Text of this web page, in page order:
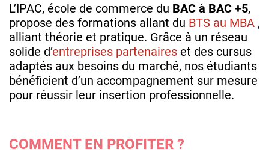
L’IPAC, école de commerce du BAC à BAC +5,
propose des formations allant du BTS au MBA ,
alliant théorie et pratique. Grâce à un réseau
solide d’entreprises partenaires et des cursus
adaptés aux besoins du marché, nos étudiants
bénéficient d’un accompagnement sur mesure
pour réussir leur insertion professionnelle.
COMMENT EN PROFITER ?